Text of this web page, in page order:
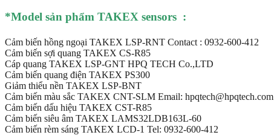
*Model sản phẩm TAKEX sensors :
Cảm biến hồng ngoại TAKEX LSP-RNT Contact : 0932-600-412
Cảm biến sợi quang TAKEX CS-R85
Cáp quang TAKEX LSP-GNT HPQ TECH Co.,LTD
Cảm biến quang điện TAKEX PS300
Giảm thiểu nền TAKEX LSP-BNT
Cảm biến màu sắc TAKEX CNT-SLM Email: hpqtech@hpqtech.com
Cảm biến dấu hiệu TAKEX CST-R85
Cảm biến siêu âm TAKEX LAMS32LDB163L-60
Cảm biến rèm sáng TAKEX LCD-1 Tel: 0932-600-412